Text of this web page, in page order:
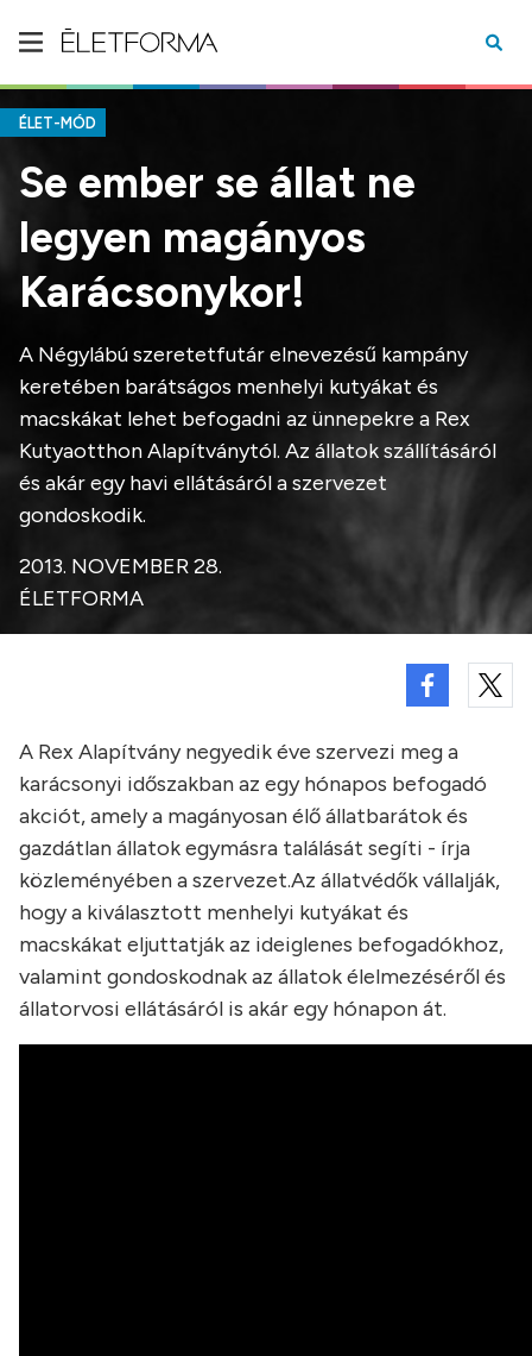
ÉLET-MÓD
Se ember se állat ne
legyen magányos
Karácsonykor!
A Négylábú szeretetfutár elnevezésű kampány
keretében barátságos menhelyi kutyákat és
macskákat lehet befogadni az ünnepekre a Rex
Kutyaotthon Alapítványtól. Az állatok szállításáról
és akár egy havi ellátásáról a szervezet
gondoskodik.
2013. NOVEMBER 28.
ÉLETFORMA
A Rex Alapítvány negyedik éve szervezi meg a
karácsonyi időszakban az egy hónapos befogadó
akciót, amely a magányosan élő állatbarátok és
gazdátlan állatok egymásra találását segíti - írja
közleményében a szervezet.Az állatvédők vállalják,
hogy a kiválasztott menhelyi kutyákat és
macskákat eljuttatják az ideiglenes befogadókhoz,
valamint gondoskodnak az állatok élelmezéséről és
állatorvosi ellátásáról is akár egy hónapon át.